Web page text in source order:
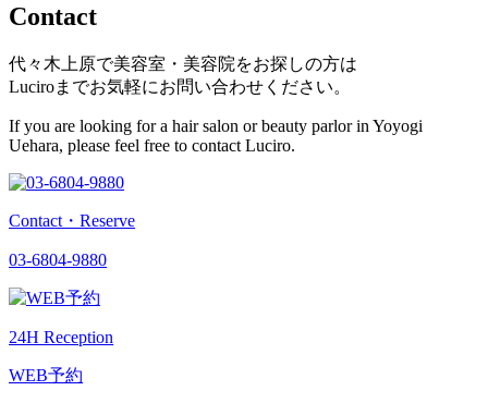
Contact
代々木上原で美容室・美容院をお探しの方は
Luciroまでお気軽にお問い合わせください。
If you are looking for a hair salon or beauty parlor in Yoyogi
Uehara, please feel free to contact Luciro.
Contact・Reserve
03-6804-9880
24H Reception
WEB予約